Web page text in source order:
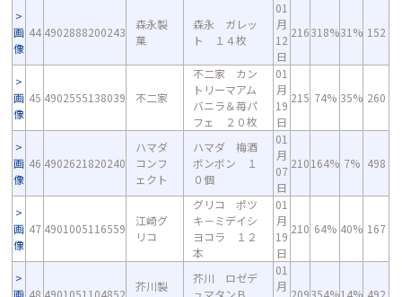
画
像
44 4902888200243
森永製
菓
森永 ガレッ
ト １４枚
01
月
12
日
216318%31% 152
画
像
45 4902555138039 不二家
不二家 カン
トリーマアム
バニラ＆苺パ
フェ ２０枚
01
月
19
日
215 74% 35% 260
画
像
46 4902621820240
ハマダ
コンフ
ェクト
ハマダ 梅酒
ボンボン １
０個
01
月
07
日
210164% 7% 498
画
像
47 4901005116559
江崎グ
リコ
グリコ ポツ
キ－ミデイシ
ヨコラ １２
本
01
月
19
日
210 64% 40% 167
画 48 4901051104852
芥川製
芥川 ロゼデ
ュマタンＢ
01
月
209354%14% 492